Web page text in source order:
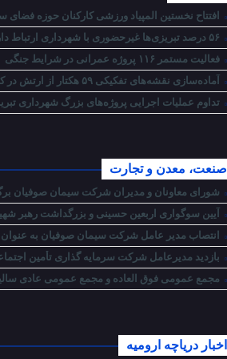
افتتاح نخستین المپیاد ورزشی کارکنان حوزه فضای
فعالیت مستمر ۱۱۶ پروژه عمرانی در شرایط جنگی
آماده‌سازی نقشه‌های تفکیکی ۵۹ هکتار از ارتش در کمربندی میانی
تداوم عملیات اجرایی پروژه‌های بزرگ شهرداری
صنعت، معدن و تجارت
شورای معاونان و مدیران شرکت سیمان صوفیان
آیین سوگواری اربعین حسینی و بزرگداشت رهبر
انتصاب مدیر عامل شرکت سیمان صوفیان به عنوان
بازدید مدیرعامل شرکت سرمایه گذاری تأمین
مجمع عمومی فوق العاده و مجمع عمومی عادی
اخبار دریاچه ارومیه